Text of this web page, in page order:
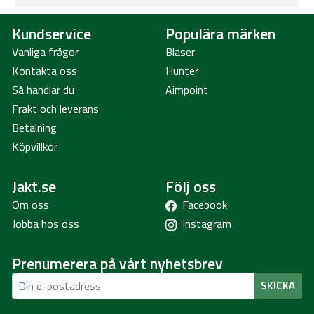
En Monster Treats Freeze Dried Pork 45 g
En Green Bone Hållare inkl. rulle Lavendel
Önskar du en specifik fodersort? Kontakta oss gärna, så hjälper vi dig att
anpassa kitet efter din valps behov.
Kundservice
Vanliga frågor
Kontakta oss
Så handlar du
Frakt och leverans
Betalning
Köpvillkor
Populära märken
Blaser
Hunter
Aimpoint
Jakt.se
Om oss
Jobba hos oss
Följ oss
Facebook
Instagram
Prenumerera på vårt nyhetsbrev
SKICKA